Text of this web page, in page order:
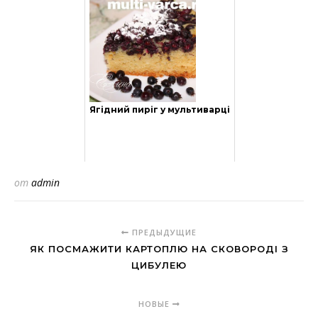
Ягідний пиріг у мультиварці
от admin
ПРЕДЫДУЩИЕ
ЯК ПОСМАЖИТИ КАРТОПЛЮ НА СКОВОРОДІ З
ЦИБУЛЕЮ
НОВЫЕ